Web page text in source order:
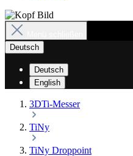
Deutsch
Deutsch
English
3DTi-Messer
TiNy
TiNy Droppoint